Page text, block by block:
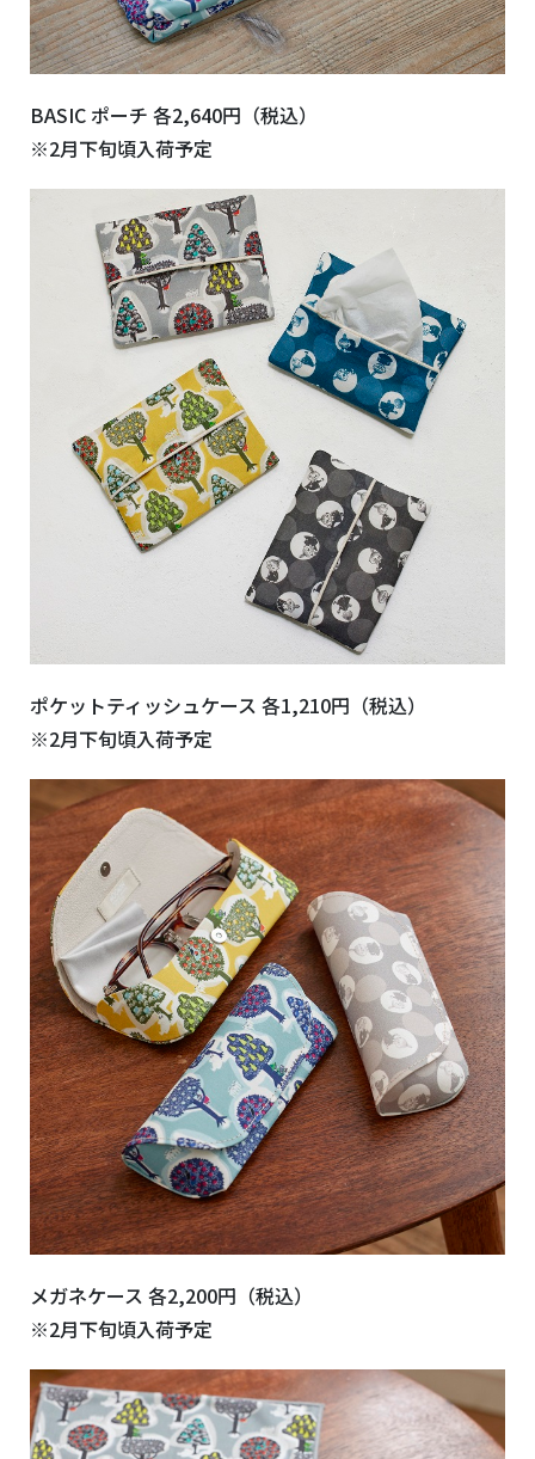
BASIC ポーチ 各2,640円（税込）
※2月下旬頃入荷予定
ポケットティッシュケース 各1,210円（税込）
※2月下旬頃入荷予定
メガネケース 各2,200円（税込）
※2月下旬頃入荷予定